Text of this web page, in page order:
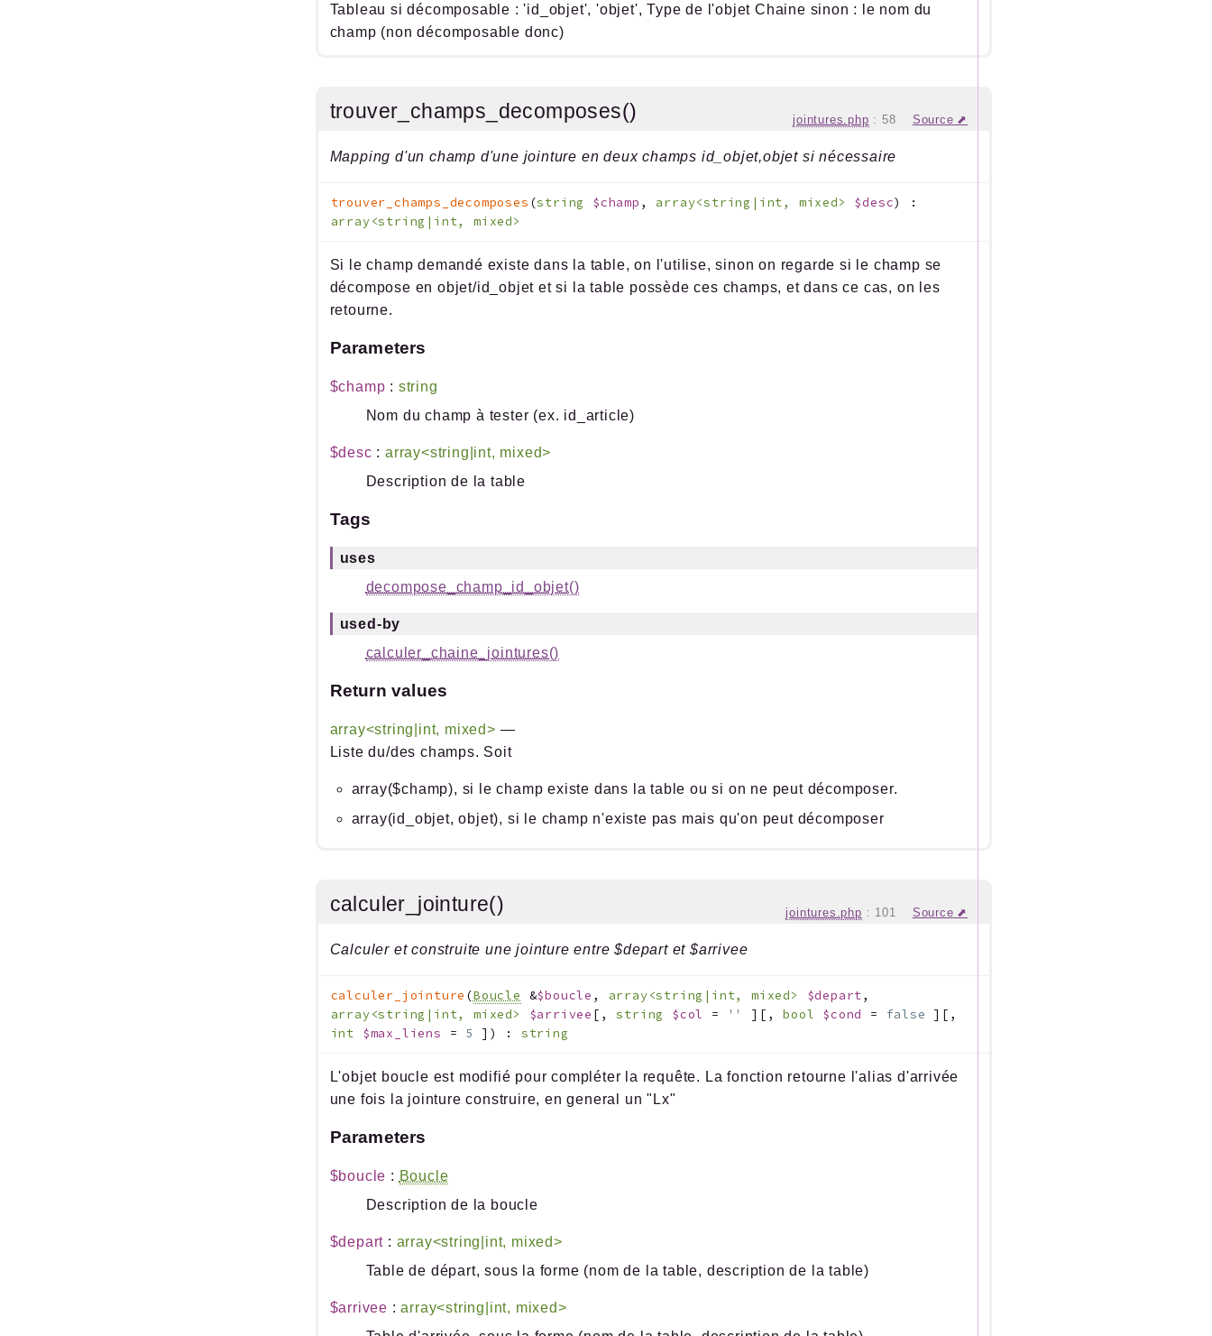
Tableau si décomposable : 'id_objet', 'objet', Type de l'objet Chaine sinon : le nom du
champ (non décomposable donc)
trouver_champs_decomposes() jointures.php : 58 Source
Mapping d'un champ d'une jointure en deux champs id_objet,objet si nécessaire
trouver_champs_decomposes (string $champ , array<string|int, mixed> $desc)
:
array<string|int, mixed>
Si le champ demandé existe dans la table, on l'utilise, sinon on regarde si le champ se
décompose en objet/id_objet et si la table possède ces champs, et dans ce cas, on les
retourne.
Parameters
$champ : string
Nom du champ à tester (ex. id_article)
$desc : array<string|int, mixed>
Description de la table
Tags
uses
decompose_champ_id_objet()
used-by
calculer_chaine_jointures()
Return values
array<string|int, mixed> —
Liste du/des champs. Soit
array($champ), si le champ existe dans la table ou si on ne peut décomposer.
array(id_objet, objet), si le champ n'existe pas mais qu'on peut décomposer
calculer_jointure() jointures.php : 101 Source
Calculer et construite une jointure entre $depart et $arrivee
calculer_jointure (Boucle &$boucle , array<string|int, mixed> $depart,
array<string|int, mixed> $arrivee [ ,string $col = '' ] [ ,bool $cond = false ] [ ,
int $max_liens = 5 ] ) : string
L'objet boucle est modifié pour compléter la requête. La fonction retourne l'alias d'arrivée
une fois la jointure construire, en general un "Lx"
Parameters
$boucle : Boucle
Description de la boucle
$depart : array<string|int, mixed>
Table de départ, sous la forme (nom de la table, description de la table)
$arrivee :array<string|int, mixed>